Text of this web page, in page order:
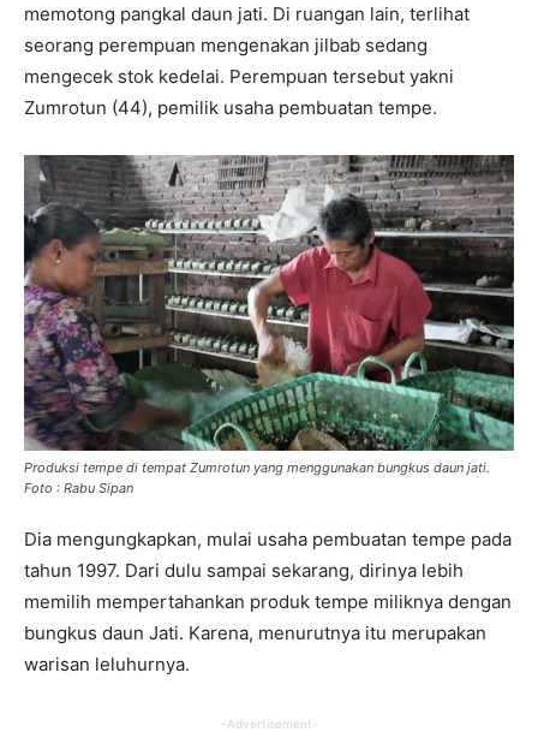
memotong pangkal daun jati. Di ruangan lain, terlihat
seorang perempuan mengenakan jilbab sedang
mengecek stok kedelai. Perempuan tersebut yakni
Zumrotun (44), pemilik usaha pembuatan tempe.
Produksi tempe di tempat Zumrotun yang menggunakan bungkus daun jati.
Foto : Rabu Sipan
Dia mengungkapkan, mulai usaha pembuatan tempe pada
tahun 1997. Dari dulu sampai sekarang, dirinya lebih
memilih mempertahankan produk tempe miliknya dengan
bungkus daun Jati. Karena, menurutnya itu merupakan
warisan leluhurnya.
-Advertisement-